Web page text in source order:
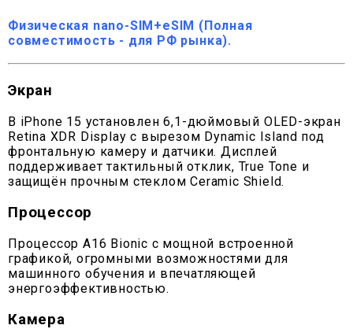
Физическая nano-SIM+eSIM (Полная
совместимость - для РФ рынка).
Экран
В iPhone 15 установлен 6,1-дюймовый OLED-экран
Retina XDR Display с вырезом Dynamic Island под
фронтальную камеру и датчики. Дисплей
поддерживает тактильный отклик, True Tone и
защищён прочным стеклом Ceramic Shield.
Процессор
Процессор A16 Bionic с мощной встроенной
графикой, огромными возможностями для
машинного обучения и впечатляющей
энергоэффективностью.
Камера